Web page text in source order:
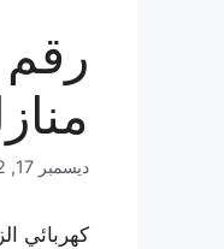
ديسمبر 17, 2022
كهربائي